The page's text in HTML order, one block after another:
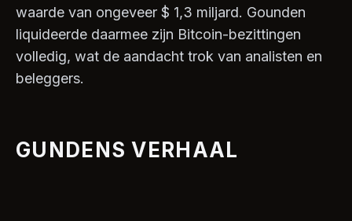
waarde van ongeveer $ 1,3 miljard. Gounden
liquideerde daarmee zijn Bitcoin-bezittingen
volledig, wat de aandacht trok van analisten en
beleggers.
GUNDENS VERHAAL